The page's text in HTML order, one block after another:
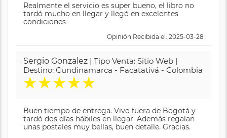
Realmente el servicio es super bueno, el libro no
tardó mucho en llegar y llegó en excelentes
condiciones
Opinión Recibida el: 2025-03-28
Sergio Gonzalez | Tipo Venta: Sitio Web |
Destino: Cundinamarca - Facatativá - Colombia
★★★★★
Buen tiempo de entrega. Vivo fuera de Bogotá y
tardó dos días hábiles en llegar. Además regalan
unas postales muy bellas, buen detalle. Gracias.